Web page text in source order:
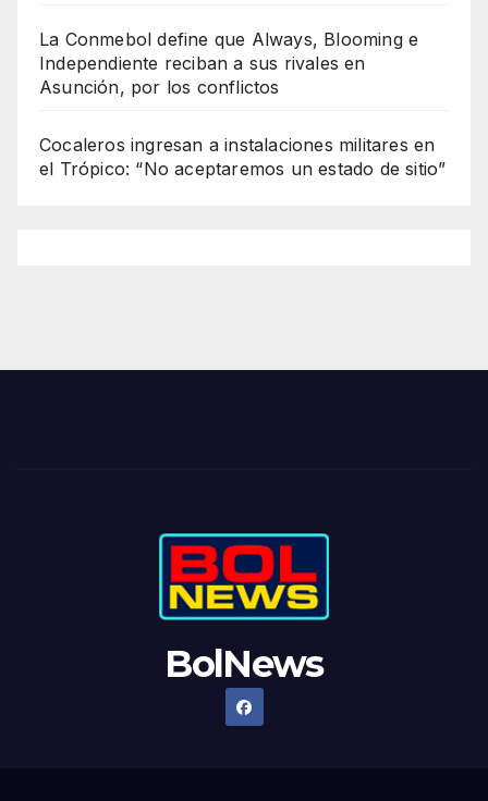
La Conmebol define que Always, Blooming e
Independiente reciban a sus rivales en
Asunción, por los conflictos
Cocaleros ingresan a instalaciones militares en
el Trópico: “No aceptaremos un estado de sitio”
BolNews